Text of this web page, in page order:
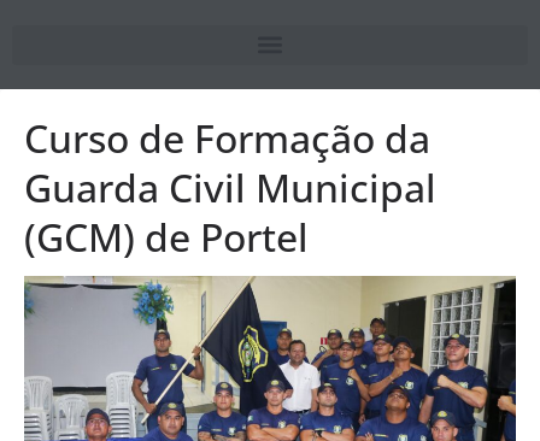
Curso de Formação da
Guarda Civil Municipal
(GCM) de Portel